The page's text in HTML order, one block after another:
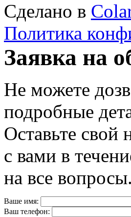
Сделано в
Политика
Заявка на
Не можете
подробные
Оставьте свой
с вами в
на все вопросы.
Ваше имя:
Ваш телефон: